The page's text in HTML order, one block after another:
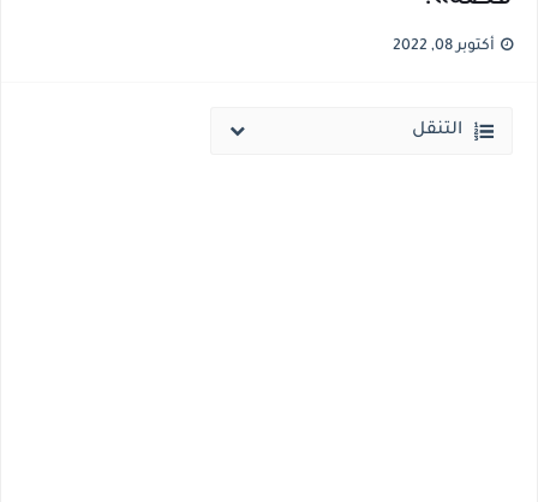
أكتوبر 08, 2022
التنقل